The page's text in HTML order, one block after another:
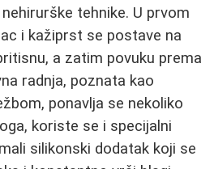
tehnike. U prvom
i kažiprst se postave na
a zatim povuku prema
radnja, poznata kao
ponavlja se nekoliko
koriste se i specijalni
silikonski dodatak koji se